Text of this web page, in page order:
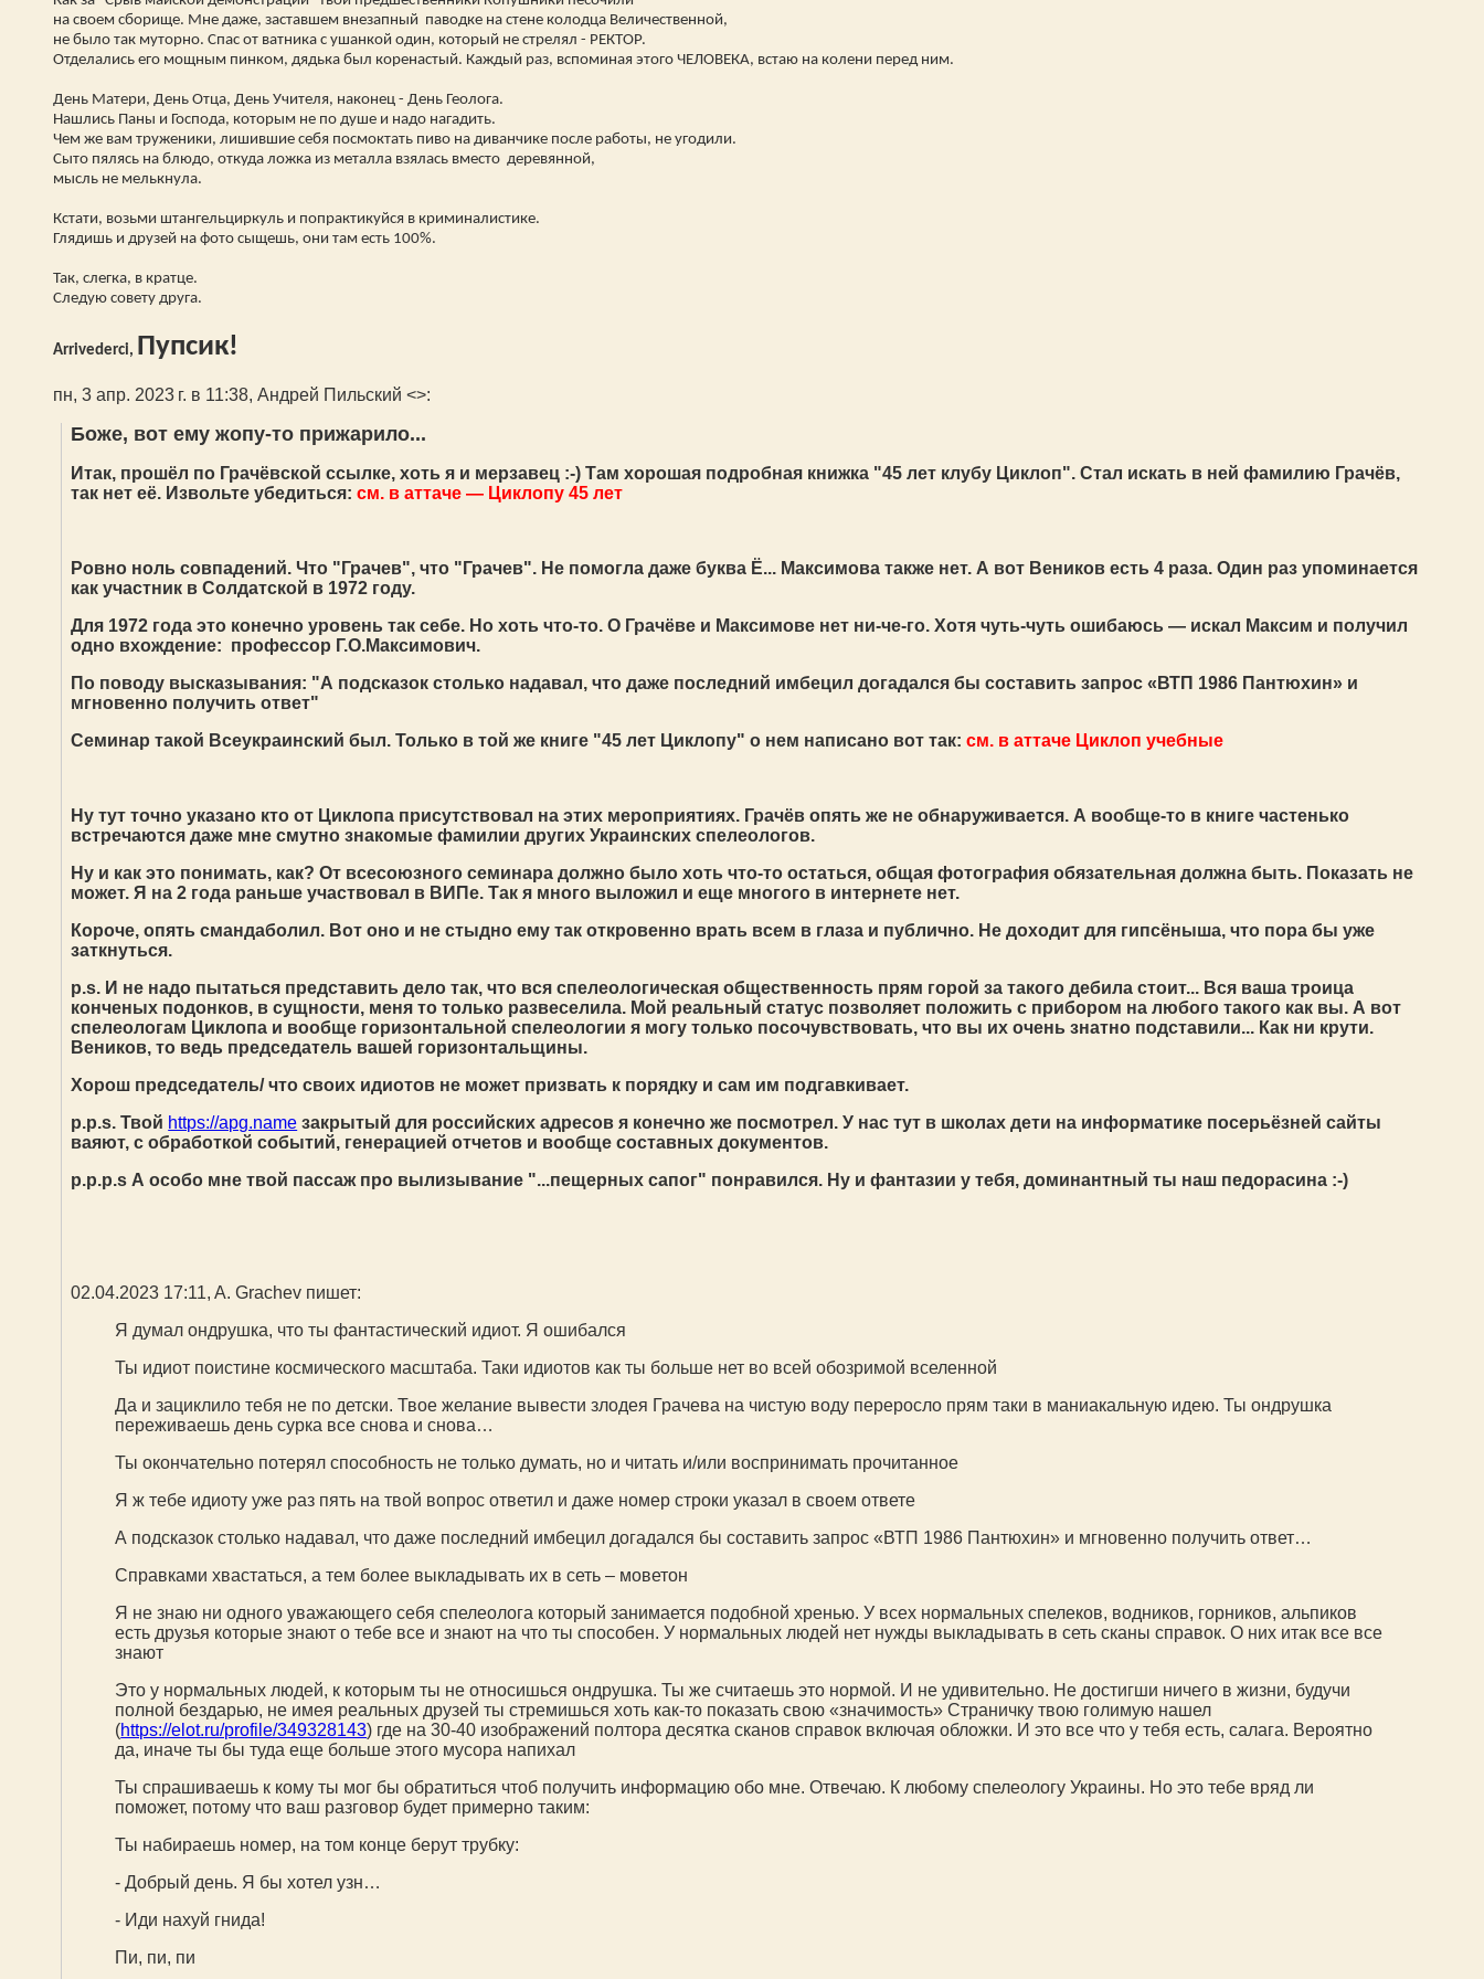
на своем сборище. Мне даже, заставшем внезапный паводке на стене колодца Величественной,
не было так муторно. Спас от ватника с ушанкой один, который не стрелял - РЕКТОР.
Отделались его мощным пинком, дядька был коренастый. Каждый раз, вспоминая этого ЧЕЛОВЕКА, встаю на колени перед ним.
День Матери, День Отца, День Учителя, наконец - День Геолога.
Нашлись Паны и Господа, которым не по душе и надо нагадить.
Чем же вам труженики, лишившие себя посмоктать пиво на диванчике после работы, не угодили.
Сыто пялясь на блюдо, откуда ложка из металла взялась вместо деревянной,
мысль не мелькнула.
Кстати, возьми штангельциркуль и попрактикуйся в криминалистике.
Глядишь и друзей на фото сыщешь, они там есть 100%.
Так, слегка, в кратце.
Следую совету друга.
Arrivederci, Пупсик!
пн, 3 апр. 2023 г. в 11:38, Андрей Пильский <>:
Боже, вот ему жопу-то прижарило...
Итак, прошёл по Грачёвской ссылке, хоть я и мерзавец :-) Там хорошая подробная книжка "45 лет клубу Циклоп". Стал искать в ней фамилию Грачёв,
так нет её. Извольте убедиться:см. в аттаче — Циклопу 45 лет
Ровно ноль совпадений. Что "Грачев", что "Грачев". Не помогла даже буква Ё... Максимова также нет. А вот Веников есть 4 раза. Один раз упоминается
как участник в Солдатской в 1972 году.
Для 1972 года это конечно уровень так себе. Но хоть что-то. О Грачёве и Максимове нет ни-че-го. Хотя чуть-чуть ошибаюсь — искал Максим и получил
одно вхождение: профессор Г.О.Максимович.
По поводу высказывания: "А подсказок столько надавал, что даже последний имбецил догадался бы составить запрос «ВТП 1986 Пантюхин» и
мгновенно получить ответ"
Семинар такой Всеукраинский был. Только в той же книге "45 лет Циклопу" о нем написано вот так:см. в аттаче Циклоп учебные
Ну тут точно указано кто от Циклопа присутствовал на этих мероприятиях. Грачёв опять же не обнаруживается. А вообще-то в книге частенько
встречаются даже мне смутно знакомые фамилии других Украинских спелеологов.
Ну и как это понимать, как? От всесоюзного семинара должно было хоть что-то остаться, общая фотография обязательная должна быть. Показать не
может. Я на 2 года раньше участвовал в ВИПе. Так я много выложил и еще многого в интернете нет.
Короче, опять смандаболил. Вот оно и не стыдно ему так откровенно врать всем в глаза и публично. Не доходит для гипсёныша, что пора бы уже
заткнуться.
p.s. И не надо пытаться представить дело так, что вся спелеологическая общественность прям горой за такого дебила стоит... Вся ваша троица
конченых подонков, в сущности, меня то только развеселила. Мой реальный статус позволяет положить с прибором на любого такого как вы. А вот
спелеологам Циклопа и вообще горизонтальной спелеологии я могу только посочувствовать, что вы их очень знатно подставили... Как ни крути.
Веников, то ведь председатель вашей горизонтальщины.
Хорош председатель/ что своих идиотов не может призвать к порядку и сам им подгавкивает.
p.p.s. Твой https://apg.name закрытый для российских адресов я конечно же посмотрел. У нас тут в школах дети на информатике посерьёзней сайты
ваяют, с обработкой событий, генерацией отчетов и вообще составных документов.
p.p.p.s А особо мне твой пассаж про вылизывание "...пещерных сапог" понравился. Ну и фантазии у тебя, доминантный ты наш педорасина :-)
02.04.2023 17:11, A. Grachev пишет:
Я думал ондрушка, что ты фантастический идиот. Я ошибался
Ты идиот поистине космического масштаба. Таки идиотов как ты больше нет во всей обозримой вселенной
Да и зациклило тебя не по детски. Твое желание вывести злодея Грачева на чистую воду переросло прям таки в маниакальную идею. Ты ондрушка
переживаешь день сурка все снова и снова…
Ты окончательно потерял способность не только думать, но и читать и/или воспринимать прочитанное
Я ж тебе идиоту уже раз пять на твой вопрос ответил и даже номер строки указал в своем ответе
А подсказок столько надавал, что даже последний имбецил догадался бы составить запрос «ВТП 1986 Пантюхин» и мгновенно получить ответ…
Справками хвастаться, а тем более выкладывать их в сеть – моветон
Я не знаю ни одного уважающего себя спелеолога который занимается подобной хренью. У всех нормальных спелеков, водников, горников, альпиков
есть друзья которые знают о тебе все и знают на что ты способен. У нормальных людей нет нужды выкладывать в сеть сканы справок. О них итак все все
знают
Это у нормальных людей, к которым ты не относишься ондрушка. Ты же считаешь это нормой. И не удивительно. Не достигши ничего в жизни, будучи
полной бездарью, не имея реальных друзей ты стремишься хоть как-то показать свою «значимость» Страничку твою голимую нашел
(https://elot.ru/profile/349328143) где на 30-40 изображений полтора десятка сканов справок включая обложки. И это все что у тебя есть, салага. Вероятно
да, иначе ты бы туда еще больше этого мусора напихал
Ты спрашиваешь к кому ты мог бы обратиться чтоб получить информацию обо мне. Отвечаю. К любому спелеологу Украины. Но это тебе вряд ли
поможет, потому что ваш разговор будет примерно таким:
Ты набираешь номер, на том конце берут трубку:
- Добрый день. Я бы хотел узн…
- Иди нахуй гнида!
Пи, пи, пи